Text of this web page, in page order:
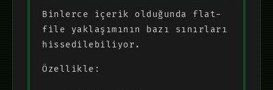
Binlerce içerik olduğunda flat-
file yaklaşımının bazı sınırları
hissedilebiliyor.
Özellikle: